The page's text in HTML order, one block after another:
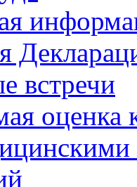
встречи
оценка